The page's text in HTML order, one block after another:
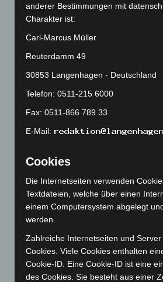
November 2024(94)
Oktober 2024(93)
September 2024(112)
August 2024(107)
Juli 2024 (89)
Juni 2024 (107)
Mai 2024(149)
April 2024(102)
Februar 2024
Januar 2024(111)
Dezember 2023
November 2023
Oktober 2023(114)
September 2023(133)
August 2023
(134)
anderer Bestimmungen mit
Charakter ist:
Carl-Marcus Müller
Reuterdamm 49
30853 Langenhagen - Deutschland
Telefon: 0511-215 6000
Fax: 0511-866 789 33
E-Mail:
Cookies
Die Internetseiten verwenden
Textdateien, welche über einen
einem Computersystem abgelegt
werden.
Zahlreiche Internetseiten und
Cookies. Viele Cookies enthalten
Cookie-ID. Eine Cookie-ID ist eine
des Cookies. Sie besteht aus einer